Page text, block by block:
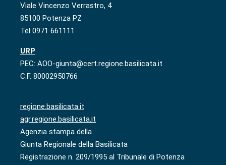
Viale Vincenzo Verrastro, 4
85100 Potenza PZ
Tel 0971 661111
URP
PEC: AOO-giunta@cert.regione.basilicata.it
C.F. 80002950766
regione.basilicata.it
agr.regione.basilicata.it
Agenzia stampa della
Giunta Regionale della Basilicata
Registrazione n. 209/1995 al Tribunale di Potenza